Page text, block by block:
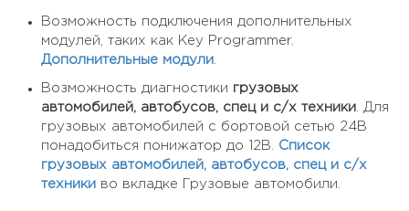
Возможность подключения дополнительных
модулей, таких как Key Programmer.
Дополнительные модули
Возможность диагностики грузовых
автомобилей, автобусов, спец и с/х техники . Для
грузовых автомобилей с бортовой сетью 24В
понадобиться понижатор до 12В. Список
грузовых автомобилей, автобусов, спец и с/х
техники во вкладке Грузовые автомобили.